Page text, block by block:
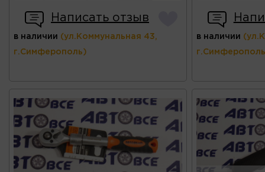
Написать отзыв
в наличии (ул.Коммунальная 43,
г.Симферополь)
в наличии